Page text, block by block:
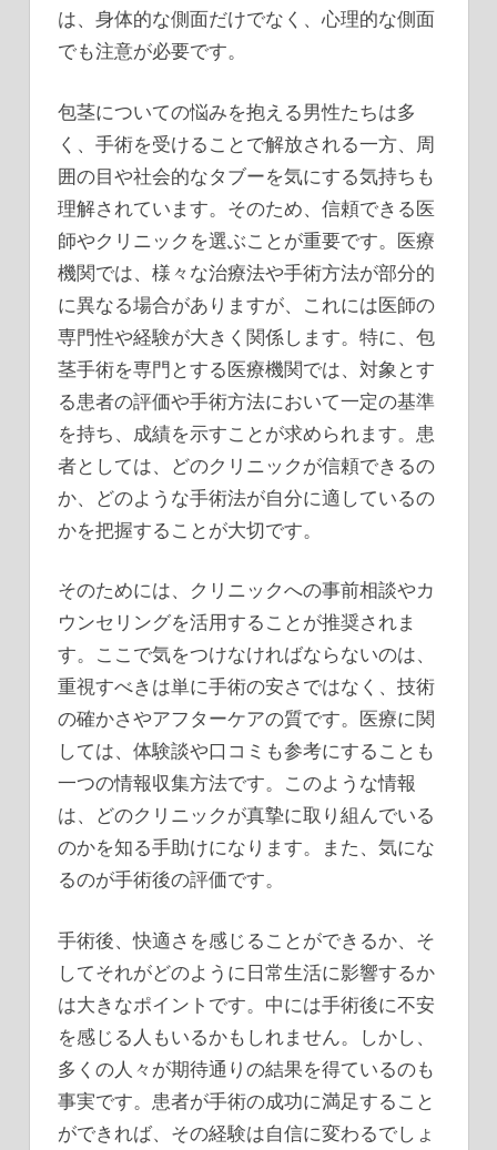
は、身体的な側面だけでなく、心理的な側面
でも注意が必要です。
包茎についての悩みを抱える男性たちは多
く、手術を受けることで解放される一方、周
囲の目や社会的なタブーを気にする気持ちも
理解されています。そのため、信頼できる医
師やクリニックを選ぶことが重要です。医療
機関では、様々な治療法や手術方法が部分的
に異なる場合がありますが、これには医師の
専門性や経験が大きく関係します。特に、包
茎手術を専門とする医療機関では、対象とす
る患者の評価や手術方法において一定の基準
を持ち、成績を示すことが求められます。患
者としては、どのクリニックが信頼できるの
か、どのような手術法が自分に適しているの
かを把握することが大切です。
そのためには、クリニックへの事前相談やカ
ウンセリングを活用することが推奨されま
す。ここで気をつけなければならないのは、
重視すべきは単に手術の安さではなく、技術
の確かさやアフターケアの質です。医療に関
しては、体験談や口コミも参考にすることも
一つの情報収集方法です。このような情報
は、どのクリニックが真摯に取り組んでいる
のかを知る手助けになります。また、気にな
るのが手術後の評価です。
手術後、快適さを感じることができるか、そ
してそれがどのように日常生活に影響するか
は大きなポイントです。中には手術後に不安
を感じる人もいるかもしれません。しかし、
多くの人々が期待通りの結果を得ているのも
事実です。患者が手術の成功に満足すること
ができれば、その経験は自信に変わるでしょ